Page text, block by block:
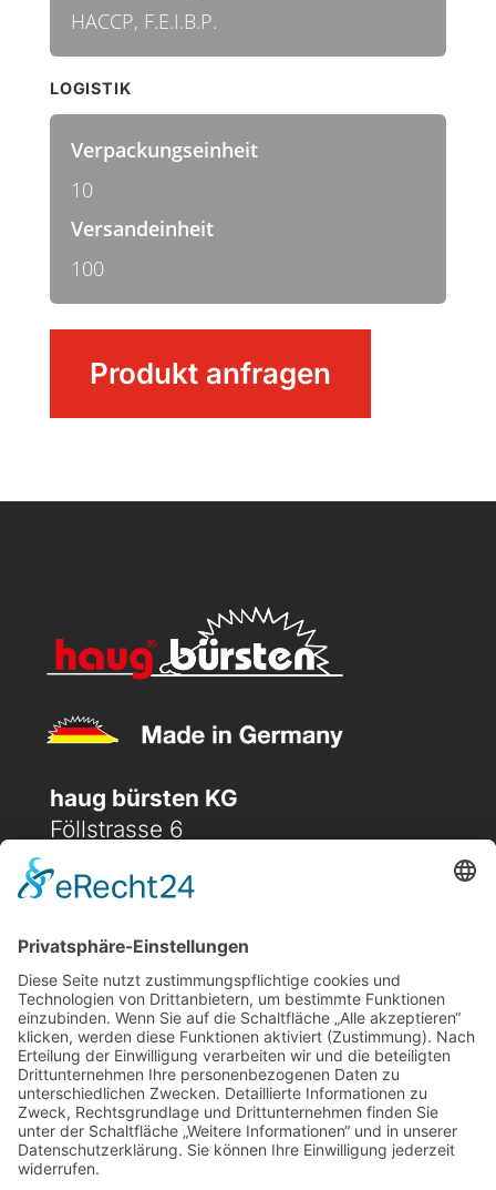
doppeltProdukt anfragen
HACCP, F.E.I.B.P.
LOGISTIK
Verpackungseinheit
10
Versandeinheit
100
haug bürsten KG
Föllstrasse 6
 (+49) 08231 / 96 30 96
 office@haugbuersten.de
Weitere Seiten
Hygienesortiment
Haushaltssortiment
Ansprechpartner